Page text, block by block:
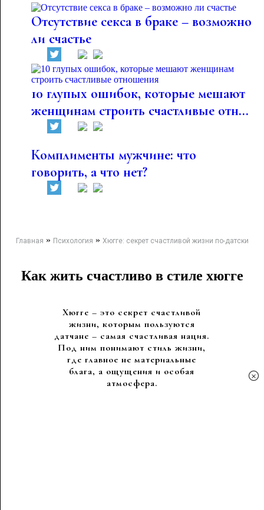
Отсутствие секса в браке – возможно
ли счастье
10 глупых ошибок, которые мешают
женщинам строить счастливые отн...
Комплименты мужчине: что
говорить, а что нет?
Главная » Психология » Хюгге: секрет счастливой жизни по-датски
Как жить счастливо в стиле хюгге
Хюгге – это секрет счастливой
жизни, которым пользуются
датчане – самая счастливая нация.
Под ним понимают стиль жизни,
где главное не материальные
блага, а ощущения и особая
атмосфера.
×